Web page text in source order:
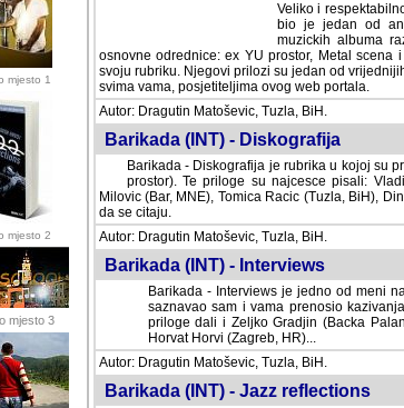
mjesto 1
mjesto 2
mjesto 3
Veliko i
bio je jedan od
albuma raznih
odrednice: ex YU prostor, Metal scena i Ostala
Njegovi prilozi su jedan od vrijednijih elemenata
posjetiteljima ovog web portala.
Autor: Dragutin Matoševic, Tuzla, BiH.
Barikada (INT) - Diskografija
Barikada - Diskografija je rubrika u kojoj su
prostor). Te priloge su najcesce pisali:
(Bar, MNE), Tomica Racic (Tuzla, BiH), Dinko
citaju.
Autor: Dragutin Matoševic, Tuzla, BiH.
Barikada (INT) - Interviews
Barikada - Interviews je jedno od meni
saznavao sam i vama prenosio
priloge dali i Zeljko Gradjin (Backa
Horvat Horvi (Zagreb, HR)...
Autor: Dragutin Matoševic, Tuzla, BiH.
Barikada (INT) - Jazz reflections